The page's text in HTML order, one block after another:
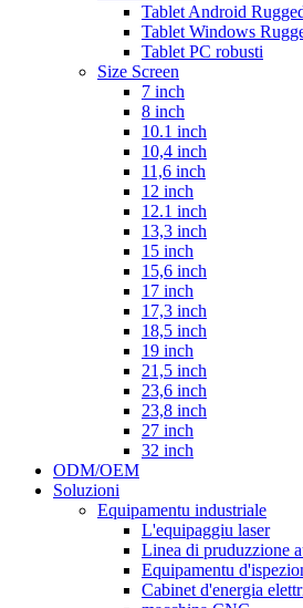
Tablet Android
Tablet Windows
Tablet PC robusti
Size Screen
7 inch
8 inch
10.1 inch
10,4 inch
11,6 inch
12 inch
12.1 inch
13,3 inch
15 inch
15,6 inch
17 inch
17,3 inch
18,5 inch
19 inch
21,5 inch
23,6 inch
23,8 inch
27 inch
32 inch
ODM/OEM
Soluzioni
Equipamentu industriale
L'equipaggiu laser
Linea di pruduzzione
Equipamentu
Cabinet d'energia